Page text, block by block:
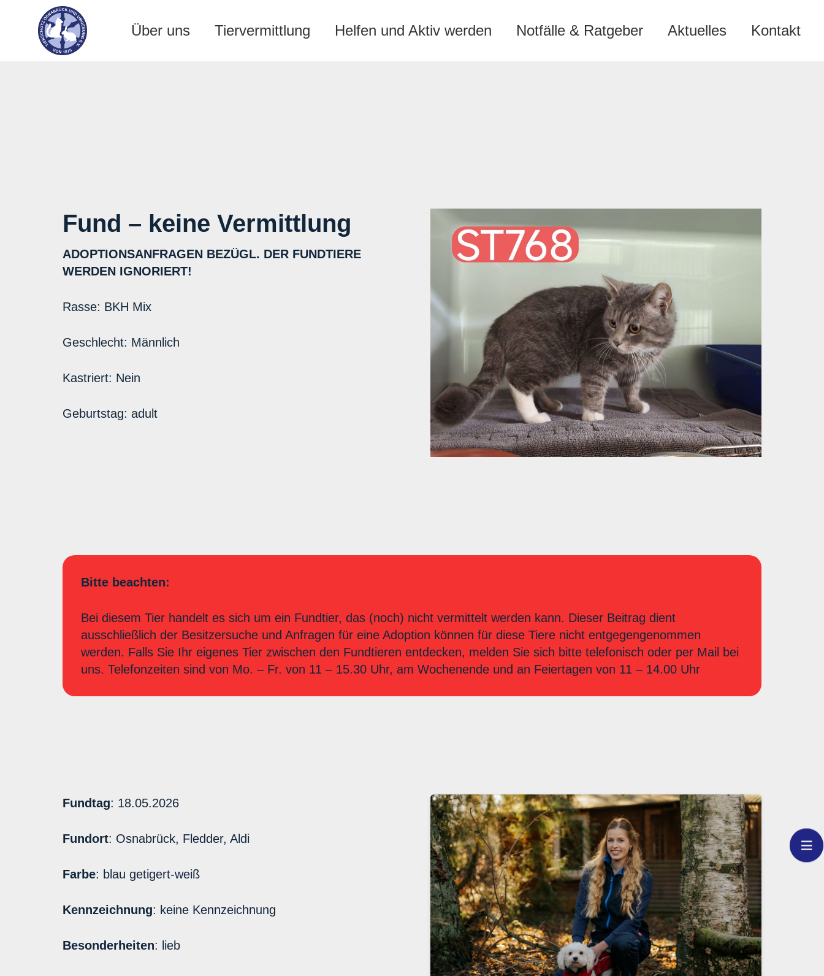
Über uns Tiervermittlung Helfen und Aktiv werden Notfälle & Ratgeber Aktuelles Kontakt
Fund – keine Vermittlung
ADOPTIONSANFRAGEN BEZÜGL. DER FUNDTIERE
WERDEN IGNORIERT!
Rasse: BKH Mix
Geschlecht: Männlich
Kastriert: Nein
Geburtstag: adult
Bitte beachten:
Bei diesem Tier handelt es sich um ein Fundtier, das (noch) nicht vermittelt werden kann. Dieser Beitrag dient
ausschließlich der Besitzersuche und Anfragen für eine Adoption können für diese Tiere nicht entgegengenommen
werden. Falls Sie Ihr eigenes Tier zwischen den Fundtieren entdecken, melden Sie sich bitte telefonisch oder per Mail bei
uns. Telefonzeiten sind von Mo. – Fr. von 11 – 15.30 Uhr, am Wochenende und an Feiertagen von 11 – 14.00 Uhr
Fundtag: 18.05.2026
Fundort: Osnabrück, Fledder, Aldi
Farbe: blau getigert-weiß
Kennzeichnung: keine Kennzeichnung
Besonderheiten: lieb